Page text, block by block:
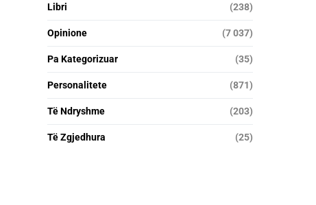
Libri (238)
Opinione (7 037)
Pa Kategorizuar (35)
Personalitete (871)
Të Ndryshme (203)
Të Zgjedhura (25)